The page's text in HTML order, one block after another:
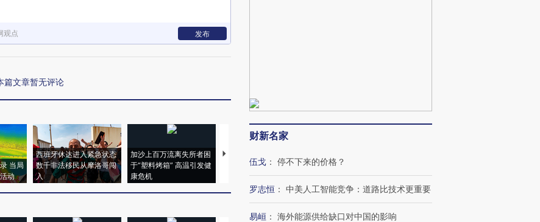
观点 发布
篇文章暂无评论
当局
动
西班牙休达进入紧急状态
数千非法移民从摩洛哥闯
入
加沙上百万流离失所者困
于“塑料烤箱” 高温引发健
康危机
视线｜HYROX的吸金
术：是什么让中产们甘
心“花钱找虐”？
粒摇头丸 尿检体内含3种
毒品
育部长拱下台
财新名家
伍戈 ： 停不下来的价格？
罗志恒 ： 中美人工智能竞争：道路比技术更重要
易峘 ： 海外能源供给缺口对中国的影响